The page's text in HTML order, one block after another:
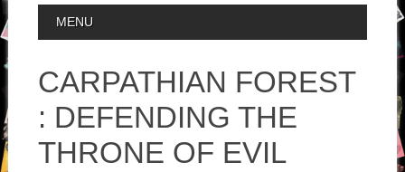
MAIN MENU
MENU
CARPATHIAN FOREST
: DEFENDING THE
THRONE OF EVIL